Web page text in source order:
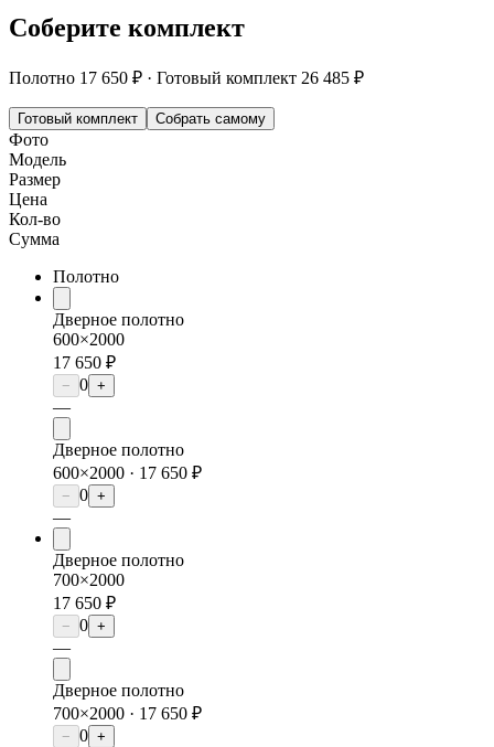
Соберите комплект
Полотно 17 650 ₽ · Готовый комплект 26 485 ₽
Готовый комплект Собрать самому
Фото
Модель
Размер
Цена
Кол-во
Сумма
Полотно
Дверное полотно
600×2000
17 650 ₽
− 0 +
—
Дверное полотно
600×2000 · 17 650 ₽
− 0 +
—
Дверное полотно
700×2000
17 650 ₽
− 0 +
—
Дверное полотно
700×2000 · 17 650 ₽
− 0 +